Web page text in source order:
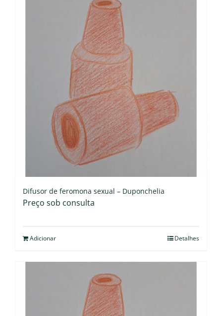
Difusor de feromona sexual – Duponchelia
Preço sob consulta
Adicionar Detalhes